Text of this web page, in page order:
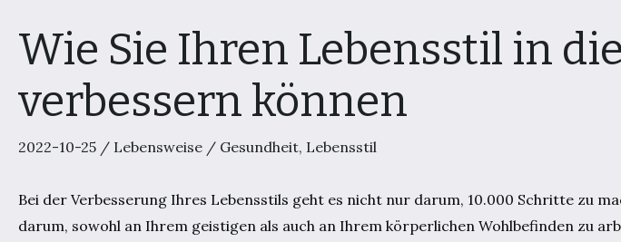
Wie Sie Ihren Lebensstil in
verbessern können
2022-10-25 / Lebensweise / Gesundheit, Lebensstil
Bei der Verbesserung Ihres Lebensstils geht es nicht nur darum, 10.000 Schritte zu
darum, sowohl an Ihrem geistigen als auch an Ihrem körperlichen Wohlbefinden zu